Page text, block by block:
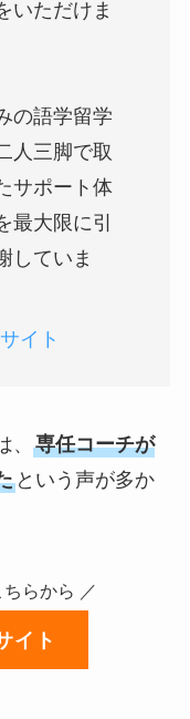
いただけま
の語学留学
人三脚で取
サポート体
最大限に引
していま
イト
専任コーチが
という声が多か
らから ／
イト